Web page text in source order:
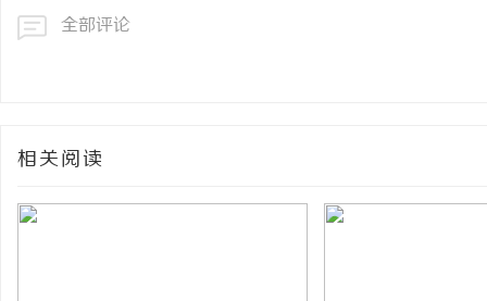
全部评论
相关阅读